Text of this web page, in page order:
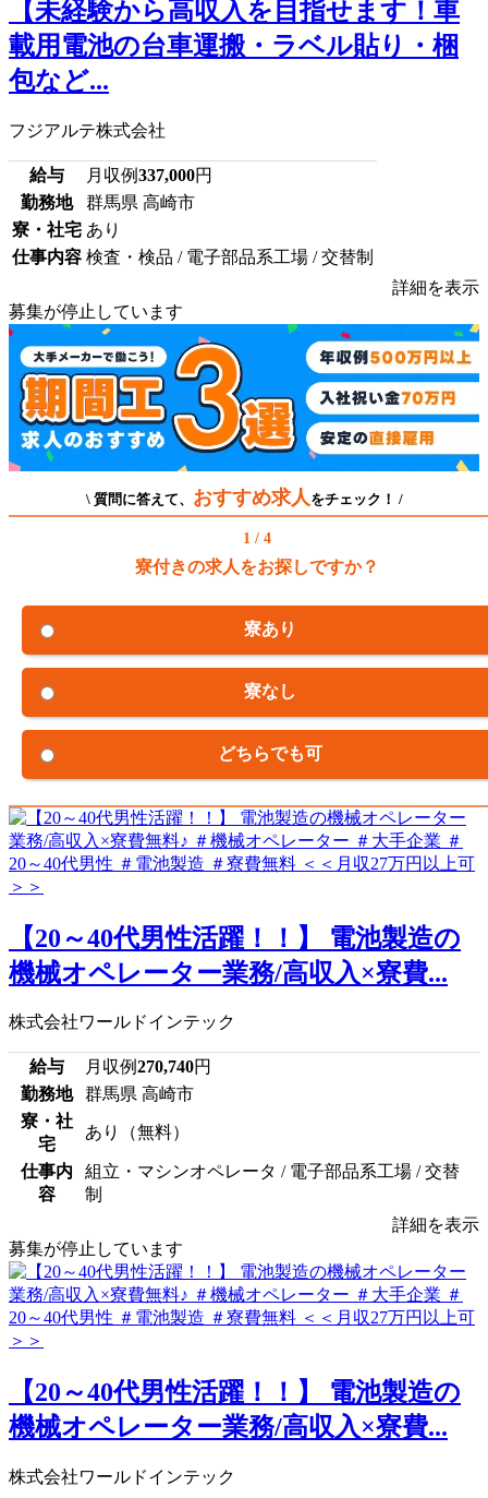
【未経験から高収入を目指せます！車
載用電池の台車運搬・ラベル貼り・梱
包など...
フジアルテ株式会社
給与 月収例337,000円
勤務地
群馬県 高崎市
寮・社宅 あり
仕事内容 検査・検品 / 電子部品系工場 / 交替制
詳細を表示
募集が停止しています
\ 質問に答えて、 おすすめ求人 をチェック！ /
1 / 4
寮付きの求人をお探しですか？
寮あり
寮なし
どちらでも可
【20～40代男性活躍！！】 電池製造の
機械オペレーター業務/高収入×寮費...
株式会社ワールドインテック
給与 月収例270,740円
勤務地
群馬県 高崎市
寮・社
宅
あり（無料）
仕事内
容
組立・マシンオペレータ / 電子部品系工場 / 交替
制
詳細を表示
募集が停止しています
【20～40代男性活躍！！】 電池製造の
機械オペレーター業務/高収入×寮費...
株式会社ワールドインテック